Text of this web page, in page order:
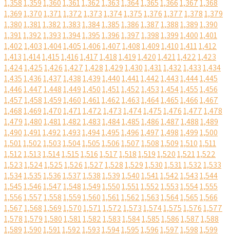
1,3581,3591,3601,3611,3621,3631,3641,3651,3661,3671,368
1,3691,3701,3711,3721,3731,3741,3751,3761,3771,3781,379
1,3801,3811,3821,3831,3841,3851,3861,3871,3881,3891,390
1,3911,3921,3931,3941,3951,3961,3971,3981,3991,4001,401
1,4021,4031,4041,4051,4061,4071,4081,4091,4101,4111,412
1,4131,4141,4151,4161,4171,4181,4191,4201,4211,4221,423
1,4241,4251,4261,4271,4281,4291,4301,4311,4321,4331,434
1,4351,4361,4371,4381,4391,4401,4411,4421,4431,4441,445
1,4461,4471,4481,4491,4501,4511,4521,4531,4541,4551,456
1,4571,4581,4591,4601,4611,4621,4631,4641,4651,4661,467
1,4681,4691,4701,4711,4721,4731,4741,4751,4761,4771,478
1,4791,4801,4811,4821,4831,4841,4851,4861,4871,4881,489
1,4901,4911,4921,4931,4941,4951,4961,4971,4981,4991,500
1,5011,5021,5031,5041,5051,5061,5071,5081,5091,5101,511
1,5121,5131,5141,5151,5161,5171,5181,5191,5201,5211,522
1,5231,5241,5251,5261,5271,5281,5291,5301,5311,5321,533
1,5341,5351,5361,5371,5381,5391,5401,5411,5421,5431,544
1,5451,5461,5471,5481,5491,5501,5511,5521,5531,5541,555
1,5561,5571,5581,5591,5601,5611,5621,5631,5641,5651,566
1,5671,5681,5691,5701,5711,5721,5731,5741,5751,5761,577
1,5781,5791,5801,5811,5821,5831,5841,5851,5861,5871,588
1,5891,5901,5911,5921,5931,5941,5951,5961,5971,5981,599